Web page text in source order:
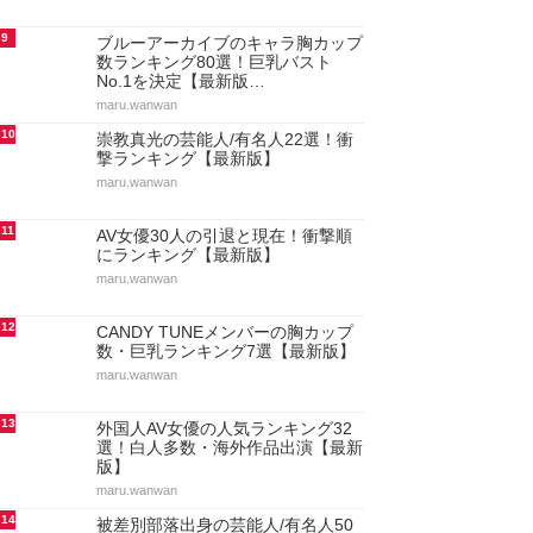
9
ブルーアーカイブのキャラ胸カップ
数ランキング80選！巨乳バスト
No.1を決定【最新版…
maru.wanwan
10
崇教真光の芸能人/有名人22選！衝
撃ランキング【最新版】
maru.wanwan
11
AV女優30人の引退と現在！衝撃順
にランキング【最新版】
maru.wanwan
12
CANDY TUNEメンバーの胸カップ
数・巨乳ランキング7選【最新版】
maru.wanwan
13
外国人AV女優の人気ランキング32
選！白人多数・海外作品出演【最新
版】
maru.wanwan
14 被差別部落出身の芸能人/有名人50